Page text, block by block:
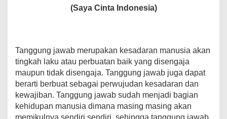
o
k
A
p
st Li
k
a
(Saya Cinta Indonesia)
Tanggung jawab merupakan kesadaran manusia akan
tingkah laku atau perbuatan baik yang disengaja
maupun tidak disengaja. Tanggung jawab juga dapat
berarti berbuat sebagai perwujudan kesadaran dan
kewajiban. Tanggung jawab sudah menjadi bagian
kehidupan manusia dimana masing masing akan
memikulnya sendiri sendiri, sehingga tanggung jawab